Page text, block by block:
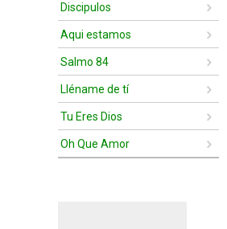
Discipulos
Aqui estamos
Salmo 84
Lléname de tí
Tu Eres Dios
Oh Que Amor